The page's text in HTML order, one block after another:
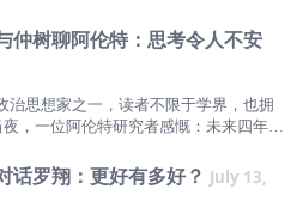
羞辱背后的权力关系与社会规范：
渐滑向对人格的否定，我们该如何理解
士生导师，主要研究数字新闻生产、受
力版图？
过冻土、跨越欧亚，也将兵员、资本
？从克里米亚战争、甲午战争，到日俄
入东北的支线，串起了19世纪中叶至
仲树聊阿伦特：思考令人不安
治思想家之一，读者不限于学界，也拥
，一位阿伦特研究者感慨：未来四年，
政治哲学学者、阿伦特《心智生活》译
话罗翔：更好有多好？ July 13,